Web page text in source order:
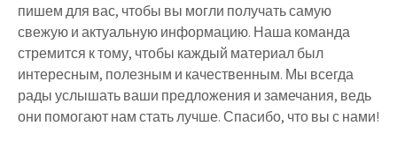
пишем для вас, чтобы вы могли получать самую
свежую и актуальную информацию. Наша команда
стремится к тому, чтобы каждый материал был
интересным, полезным и качественным. Мы всегда
рады услышать ваши предложения и замечания, ведь
они помогают нам стать лучше. Спасибо, что вы с нами!